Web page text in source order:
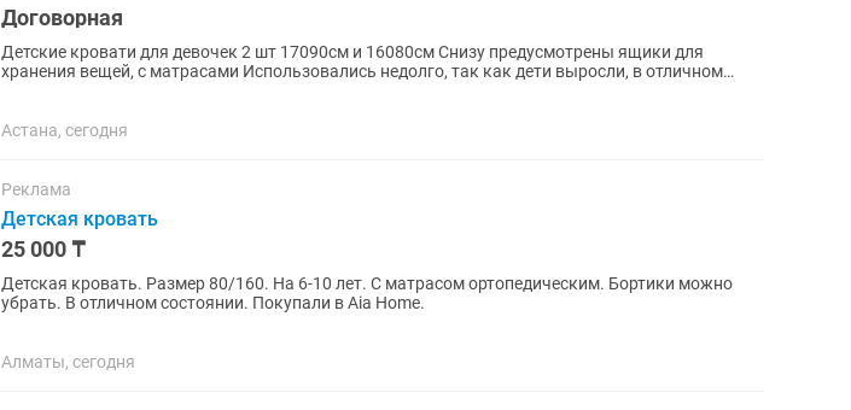
Договорная
Детские кровати для девочек 2 шт 17090см и 16080см Снизу предусмотрены ящики для
хранения вещей, с матрасами Использовались недолго, так как дети выросли, в отличном
Астана, сегодня
Реклама
Детская кровать
25 000 ₸
Детская кровать. Размер 80/160. На 6-10 лет. С матрасом ортопедическим. Бортики можно
убрать. В отличном состоянии. Покупали в Aia Home.
Алматы, сегодня